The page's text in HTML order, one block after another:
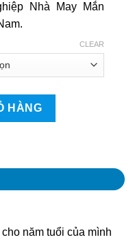
Nhà May Mắn
CLEAR
HÀNG
năm tuổi của mình